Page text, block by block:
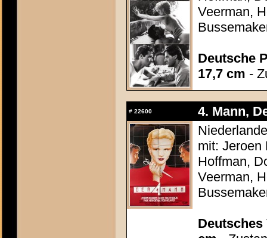
Veerman,
Deutsche
17,7 cm -
# 22600
4. Mann,
mit: Jeroen
Hoffman,
Veerman,
Deutsches